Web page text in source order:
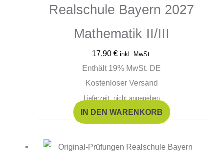
Realschule Bayern 2027
Mathematik II/III
17,90 € inkl. MwSt.
Enthält 19% MwSt. DE
Kostenloser Versand
Lieferzeit: nicht angegeben
IN DEN WARENKORB